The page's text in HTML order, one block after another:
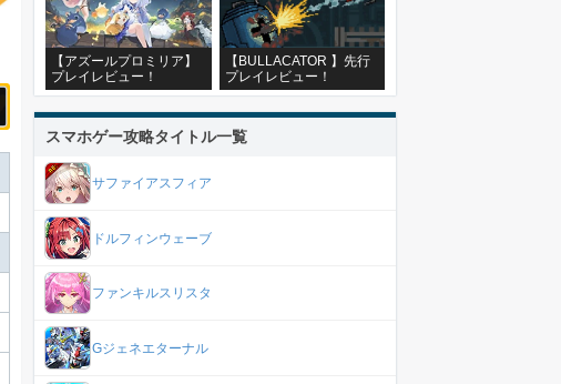
【アズールプロミリア】
プレイレビュー！
【BULLACATOR 】先行
プレイレビュー！
スマホゲー攻略タイトル一覧
サファイアスフィア
ドルフィンウェーブ
ファンキルスリスタ
Gジェネエターナル